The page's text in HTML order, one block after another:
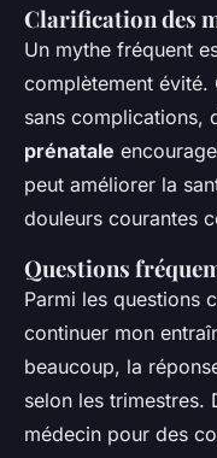
Clarification des
Un mythe fréquent
complètement évité.
sans complications,
prénatale
peut améliorer la
douleurs courantes
Questions
Parmi les questions
continuer mon
beaucoup, la
selon les trimestres.
médecin pour des